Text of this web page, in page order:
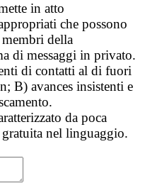
in atto
che possono
della
di messaggi in privato.
di contatti al di fuori
B) avances insistenti e
da poca
nel linguaggio.